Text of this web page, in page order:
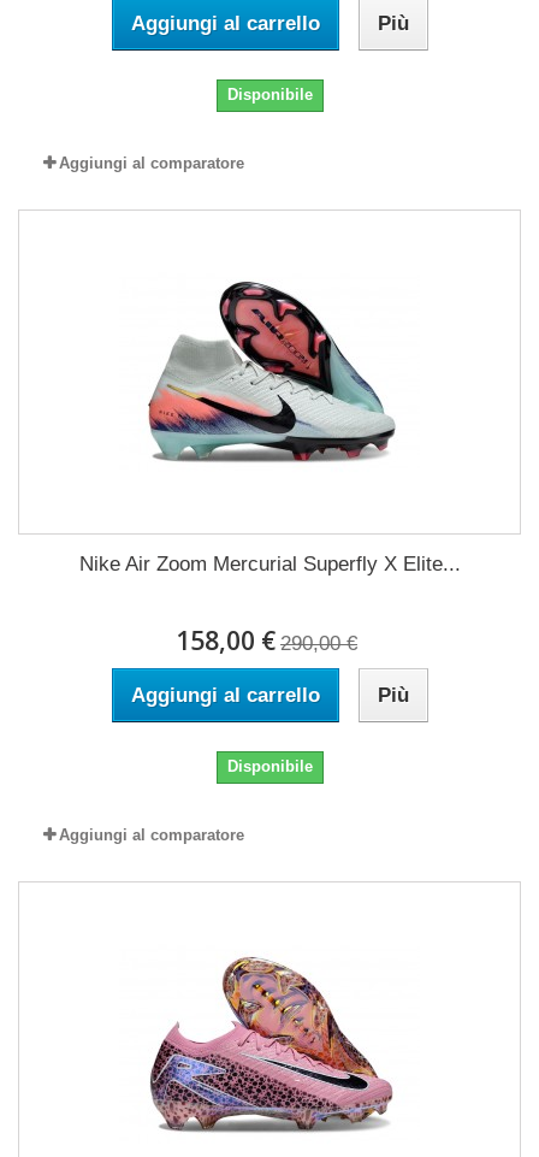
Aggiungi al carrello Più
Disponibile
Aggiungi al comparatore
Nike Air Zoom Mercurial Superfly X Elite...
158,00 € 290,00 €
Aggiungi al carrello Più
Disponibile
Aggiungi al comparatore